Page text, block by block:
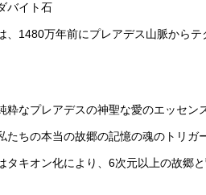
バイト石
、1480万年前にプレアデス山脈から
粋なプレアデスの神聖な愛のエッセン
たちの本当の故郷の記憶の魂のトリガ
タキオン化により、6次元以上の故郷